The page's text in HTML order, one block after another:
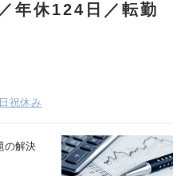
年休124日／転勤
祝休み
の解決